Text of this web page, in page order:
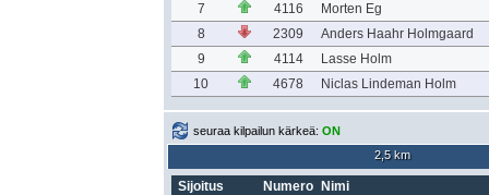
7
4116
Morten Eg
8
2309
Anders Haahr Holmgaard
9
4114
Lasse Holm
10
4678 Niclas Lindeman Holm
seuraa kilpailun kärkeä: ON
2,5 km
Sijoitus Numero
Nimi